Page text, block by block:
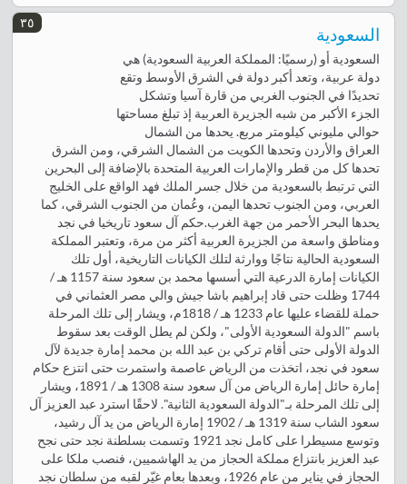
٣٥
السعودية
السعودية أو (رسميًا: المملكة العربية السعودية) هي
دولة عربية، وتعد أكبر دولة في الشرق الأوسط وتقع
تحديدًا في الجنوب الغربي من قارة آسيا وتشكل
الجزء الأكبر من شبه الجزيرة العربية إذ تبلغ مساحتها
حوالي مليوني كيلومتر مربع. يحدها من الشمال
العراق والأردن وتحدها الكويت من الشمال الشرقي، ومن الشرق
تحدها كل من قطر والإمارات العربية المتحدة بالإضافة إلى البحرين
التي ترتبط بالسعودية من خلال جسر الملك فهد الواقع على الخليج
العربي، ومن الجنوب تحدها اليمن، وعُمان من الجنوب الشرقي، كما
يحدها البحر الأحمر من جهة الغرب.حكم آل سعود تاريخيا في نجد
ومناطق واسعة من الجزيرة العربية أكثر من مرة، وتعتبر المملكة
السعودية الحالية نتاجًا ووارثة لتلك الكيانات التاريخية، أول تلك
الكيانات إمارة الدرعية التي أسسها محمد بن سعود سنة 1157 هـ /
1744 وظلت حتى قاد إبراهيم باشا جيش والي مصر العثماني في
حملة للقضاء عليها عام 1233 هـ / 1818م، ويشار إلى تلك المرحلة
باسم "الدولة السعودية الأولى"، ولكن لم يطل الوقت بعد سقوط
الدولة الأولى حتى أقام تركي بن عبد الله بن محمد إمارة جديدة لآل
سعود في نجد، اتخذت من الرياض عاصمة واستمرت حتى انتزع حكام
إمارة حائل إمارة الرياض من آل سعود سنة 1308 هـ / 1891، ويشار
إلى تلك المرحلة بـ"الدولة السعودية الثانية". لاحقًا استرد عبد العزيز آل
سعود الشاب سنة 1319 هـ / 1902 إمارة الرياض من يد آل رشيد،
وتوسع مسيطرا على كامل نجد 1921 وتسمت بسلطنة نجد حتى نجح
عبد العزيز بانتزاع مملكة الحجاز من يد الهاشميين، فنصب ملكا على
الحجاز في يناير من عام 1926، وبعدها بعام غيّر لقبه من سلطان نجد